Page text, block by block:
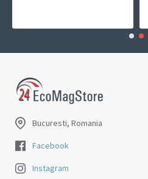
Bucuresti, Romania
Facebook
Instagram